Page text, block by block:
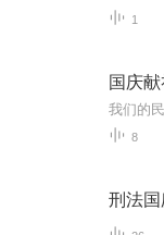
1
国庆
8
刑法国